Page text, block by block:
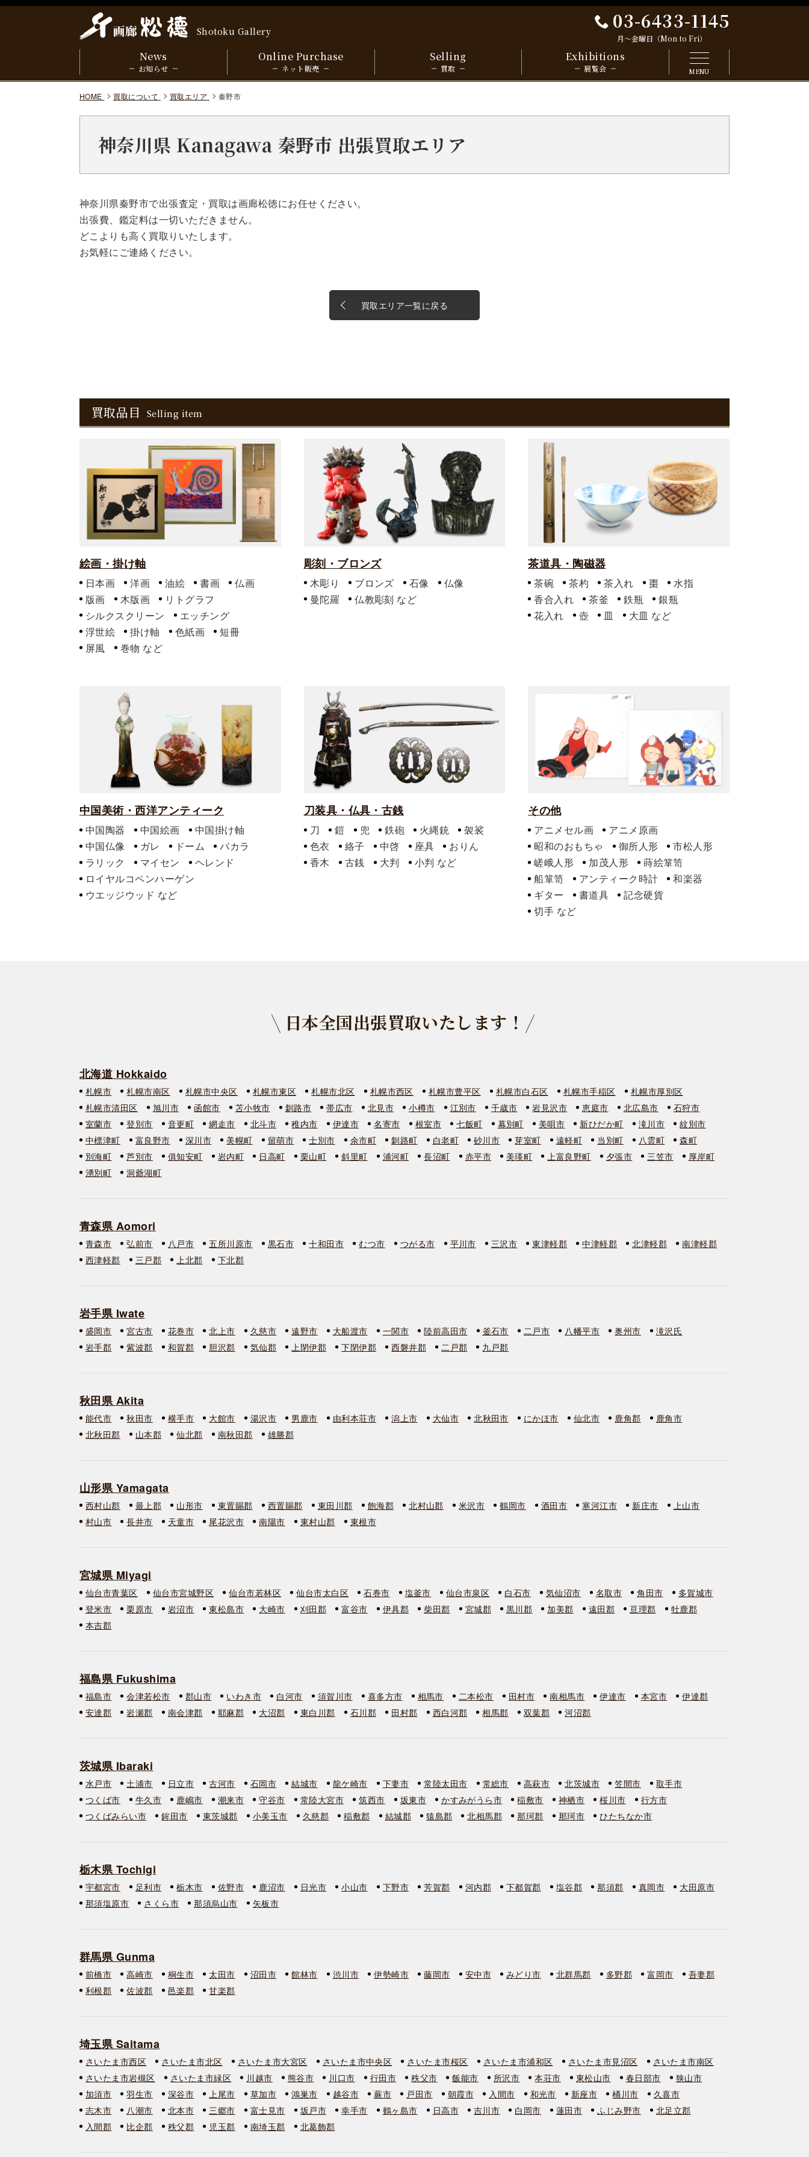
Shotoku Gallery 03-6433-1145
月～金曜日（Mon to Fri）
MENU
News
お知らせ
Online Purchase
ネット販売
Selling
買取
Exhibitions
展覧会
HOME 買取について 買取エリア 秦野市
神奈川県 Kanagawa 秦野市 出張買取エリア
神奈川県秦野市で出張査定・買取は画廊松徳にお任せください。
出張費、鑑定料は一切いただきません。
どこよりも高く買取りいたします。
お気軽にご連絡ください。
買取エリア一覧に戻る
買取品目 Selling item
絵画・掛け軸
日本画 洋画 油絵 書画
仏画
版画
木版画
リトグラフ
シルクスクリーン
エッチング
浮世絵
掛け軸 色紙画
短冊
屏風
巻物
彫刻・ブロンズ
木彫り ブロンズ 石像
仏像
曼陀羅
仏教彫刻
茶道具・陶磁器
茶碗 茶杓 茶入れ 棗
水指
香合入れ
茶釜 鉄瓶
銀瓶
花入れ
壺 皿 大皿
中国美術・西洋アンティーク
中国陶器 中国絵画
中国掛け軸
中国仏像
ガレ ドーム
バカラ
ラリック
マイセン
ヘレンド
ロイヤルコペンハーゲン
ウエッジウッド
刀装具・仏具・古銭
刀 鎧 兜 鉄砲 火縄銃
袈裟
色衣
絡子 中啓 座具
おりん
香木
古銭 大判 小判
その他
アニメセル画
アニメ原画
昭和のおもちゃ
御所人形
市松人形
嵯峨人形
加茂人形
蒔絵箪笥
船箪笥
アンティーク時計
和楽器
ギター
書道具
記念硬貨
切手
日本全国出張買取いたします！
北海道 Hokkaido
札幌市 札幌市南区 札幌市中央区 札幌市東区 札幌市北区 札幌市西区 札幌市豊平区 札幌市白石区 札幌市手稲区
札幌市厚別区
札幌市清田区
旭川市 函館市 苫小牧市 釧路市 帯広市 北見市 小樽市 江別市 千歳市 岩見沢市 恵庭市 北広島市
石狩市
室蘭市
登別市 音更町 網走市 北斗市 稚内市 伊達市 名寄市 根室市 七飯町 幕別町 美唄市 新ひだか町 滝川市
紋別市
中標津町
富良野市 深川市 美幌町 留萌市 士別市 余市町 釧路町 白老町 砂川市 芽室町 遠軽町 当別町 八雲町
森町
別海町
芦別市 俱知安町 岩内町 日高町 栗山町 斜里町 浦河町 長沼町 赤平市 美瑛町 上富良野町 夕張市 三笠市
厚岸町
湧別町
洞爺湖町
青森県 Aomori
青森市 弘前市 八戸市 五所川原市 黒石市 十和田市 むつ市 つがる市 平川市 三沢市 東津軽郡 中津軽郡 北津軽郡
南津軽郡
西津軽郡
三戸郡 上北郡 下北郡
岩手県 Iwate
盛岡市 宮古市 花巻市 北上市 久慈市 遠野市 大船渡市 一関市 陸前高田市 釜石市 二戸市 八幡平市 奥州市
滝沢氏
岩手郡
紫波郡 和賀郡 胆沢郡 気仙郡 上閉伊郡 下閉伊郡 西磐井郡 二戸郡 九戸郡
秋田県 Akita
能代市 秋田市 横手市 大館市 湯沢市 男鹿市 由利本荘市 潟上市 大仙市 北秋田市 にかほ市 仙北市 鹿角郡
鹿角市
北秋田郡
山本郡 仙北郡 南秋田郡 雄勝郡
山形県 Yamagata
西村山郡 最上郡 山形市 東置賜郡 西置賜郡 東田川郡 飽海郡 北村山郡 米沢市 鶴岡市 酒田市 寒河江市 新庄市
上山市
村山市
長井市 天童市 尾花沢市 南陽市 東村山郡 東根市
宮城県 Miyagi
仙台市青葉区 仙台市宮城野区 仙台市若林区 仙台市太白区 石巻市 塩釜市 仙台市泉区 白石市 気仙沼市 名取市 角田市
多賀城市
登米市
栗原市 岩沼市 東松島市 大崎市 刈田郡 富谷市 伊具郡 柴田郡 宮城郡 黒川郡 加美郡 遠田郡 亘理郡
牡鹿郡
本吉郡
福島県 Fukushima
福島市 会津若松市 郡山市 いわき市 白河市 須賀川市 喜多方市 相馬市 二本松市 田村市 南相馬市 伊達市 本宮市
伊達郡
安達郡
岩瀬郡 南会津郡 耶麻郡 大沼郡 東白川郡 石川郡 田村郡 西白河郡 相馬郡 双葉郡 河沼郡
茨城県 Ibaraki
水戸市 土浦市 日立市 古河市 石岡市 結城市 龍ケ崎市 下妻市 常陸太田市 常総市 高萩市 北茨城市 笠間市
取手市
つくば市
牛久市 鹿嶋市 潮来市 守谷市 常陸大宮市 筑西市 坂東市 かすみがうら市 稲敷市 神栖市 桜川市
行方市
つくばみらい市
鉾田市 東茨城郡 小美玉市 久慈郡 稲敷郡 結城郡 猿島郡 北相馬郡 那珂郡 那珂市 ひたちなか市
栃木県 Tochigi
宇都宮市 足利市 栃木市 佐野市 鹿沼市 日光市 小山市 下野市 芳賀郡 河内郡 下都賀郡 塩谷郡 那須郡 真岡市
大田原市
那須塩原市
さくら市 那須烏山市 矢板市
群馬県 Gunma
前橋市 高崎市 桐生市 太田市 沼田市 館林市 渋川市 伊勢崎市 藤岡市 安中市 みどり市 北群馬郡 多野郡 富岡市
吾妻郡
利根郡
佐波郡 邑楽郡 甘楽郡
埼玉県 Saitama
さいたま市西区 さいたま市北区 さいたま市大宮区 さいたま市中央区 さいたま市桜区 さいたま市浦和区 さいたま市見沼区
さいたま市南区
さいたま市岩槻区
さいたま市緑区 川越市 熊谷市 川口市 行田市 秩父市 飯能市 所沢市 本荘市 東松山市 春日部市
狭山市
加須市
羽生市 深谷市 上尾市 草加市 鴻巣市 越谷市 蕨市 戸田市 朝霞市 入間市 和光市 新座市 桶川市
久喜市
志木市
八潮市 北本市 三郷市 富士見市 坂戸市 幸手市 鶴ヶ島市 日高市 吉川市 白岡市 蓮田市 ふじみ野市
北足立郡
入間郡
比企郡 秩父郡 児玉郡 南埼玉郡 北葛飾郡